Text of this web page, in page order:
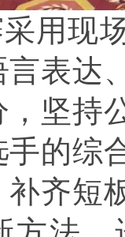
用现
表达
坚持
的综
补齐短